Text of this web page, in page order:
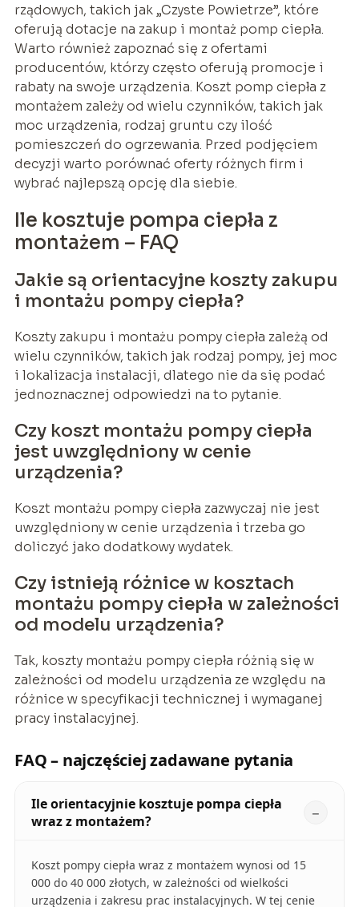
rządowych, takich jak „Czyste Powietrze”, które
oferują dotacje na zakup i montaż pomp ciepła.
Warto również zapoznać się z ofertami
producentów, którzy często oferują promocje i
rabaty na swoje urządzenia. Koszt pomp ciepła z
montażem zależy od wielu czynników, takich jak
moc urządzenia, rodzaj gruntu czy ilość
pomieszczeń do ogrzewania. Przed podjęciem
decyzji warto porównać oferty różnych firm i
wybrać najlepszą opcję dla siebie.
Ile kosztuje pompa ciepła z
montażem – FAQ
Jakie są orientacyjne koszty zakupu
i montażu pompy ciepła?
Koszty zakupu i montażu pompy ciepła zależą od
wielu czynników, takich jak rodzaj pompy, jej moc
i lokalizacja instalacji, dlatego nie da się podać
jednoznacznej odpowiedzi na to pytanie.
Czy koszt montażu pompy ciepła
jest uwzględniony w cenie
urządzenia?
Koszt montażu pompy ciepła zazwyczaj nie jest
uwzględniony w cenie urządzenia i trzeba go
doliczyć jako dodatkowy wydatek.
Czy istnieją różnice w kosztach
montażu pompy ciepła w zależności
od modelu urządzenia?
Tak, koszty montażu pompy ciepła różnią się w
zależności od modelu urządzenia ze względu na
różnice w specyfikacji technicznej i wymaganej
pracy instalacyjnej.
FAQ – najczęściej zadawane pytania
Ile orientacyjnie kosztuje pompa ciepła
wraz z montażem?
Koszt pompy ciepła wraz z montażem wynosi od 15
000 do 40 000 złotych, w zależności od wielkości
urządzenia i zakresu prac instalacyjnych. W tej cenie